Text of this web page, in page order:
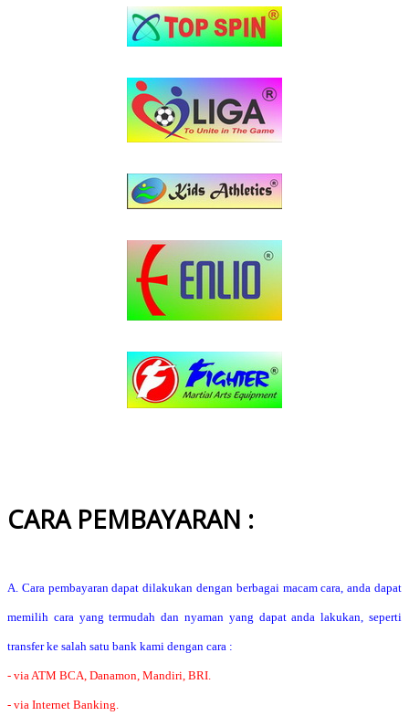
CARA PEMBAYARAN :
A. Cara pembayaran dapat dilakukan dengan berbagai macam cara, anda dapat
memilih cara yang termudah dan nyaman yang dapat anda lakukan, seperti
transfer ke salah satu bank kami dengan cara :
- via ATM BCA, Danamon, Mandiri, BRI.
- via Internet Banking.